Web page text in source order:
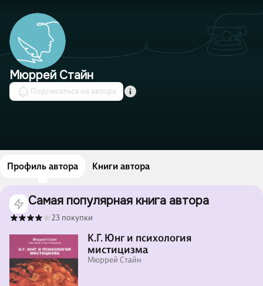
Мюррей Стайн
Подписаться на автора
Профиль автора Книги автора
Самая популярная книга автора
23 покупки
К.Г. Юнг и психология
мистицизма
Мюррей Стайн